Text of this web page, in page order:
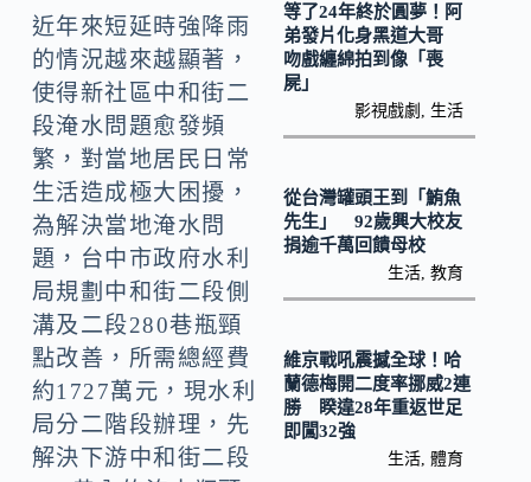
b
o
o
k
p
y
Li
n
k
近年來短延時強降雨
的情況越來越顯著，
使得新社區中和街二
段淹水問題愈發頻
繁，對當地居民日常
生活造成極大困擾，
為解決當地淹水問
題，台中市政府水利
局規劃中和街二段側
溝及二段280巷瓶頸
點改善，所需總經費
約1727萬元，現水利
局分二階段辦理，先
解決下游中和街二段
等了24年終於圓夢！阿
弟發片化身黑道大哥
吻戲纏綿拍到像「喪
屍」
影視戲劇 生活
從台灣罐頭王到「鮪魚
先生」 92歲興大校友
捐逾千萬回饋母校
生活 ,教育
維京戰吼震撼全球！哈
蘭德梅開二度率挪威2連
勝 睽違28年重返世足
即闖32強
生活 ,體育